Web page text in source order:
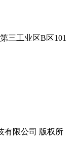
三工业区B区101
有限公司 版权所